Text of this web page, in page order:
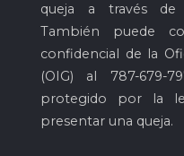
queja a través de
También puede
confidencial de la
(OIG) al 787-679-
protegido por la
presentar una queja.